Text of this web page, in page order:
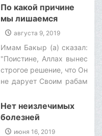
ритуального омовения,
а также не
обезображенным и не
осквернённым
посредством этого
мира), то станешь
шахидом - мучеником
на пути Аллаха!".‌
По какой причине
мы лишаемся
божественных благ?
августа 9, 2019
Имам Бакыр (а) сказал:
"Поистине, Аллах вынес
строгое решение, что Он
не дарует Своим рабам
впоследствии отнимет у
них, кроме как по
причине совершения
Нет неизлечимых
болезней
июня 16, 2019